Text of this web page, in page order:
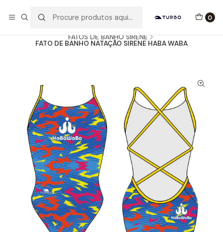
0
FATOS DE BANHO SIRENE
FATO DE BANHO NATAÇÃO SIRENE HABA WABA